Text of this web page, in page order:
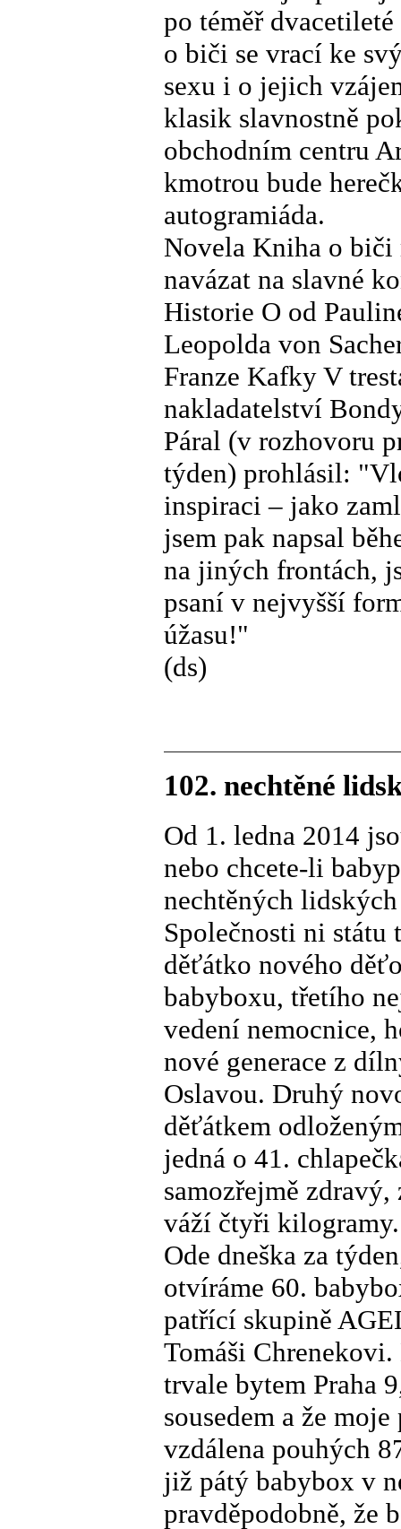
po téměř
o biči se vrací ke
sexu i o jejich
klasik slavnostně
obchodním centru
kmotrou bude
autogramiáda.
Novela Kniha o biči
navázat na slavné
Historie O od
Leopolda von
Franze Kafky V
nakladatelství
Páral (v rozhovoru
týden) prohlásil:
inspiraci – jako
jsem pak napsal
na jiných frontách,
psaní v nejvyšší
úžasu!"
(ds)
102. nechtěné
Od 1. ledna 2014
nebo chcete-li
nechtěných
Společnosti ni státu
děťátko nového
babyboxu, třetího
vedení nemocnice,
nové generace z
Oslavou. Druhý
děťátkem
jedná o 41.
samozřejmě zdravý,
váží čtyři kilogramy.
Ode dneška za
otvíráme 60.
patřící skupině
Tomáši
trvale bytem Praha
sousedem a že
vzdálena pouhých
již pátý babybox v
pravděpodobně, že